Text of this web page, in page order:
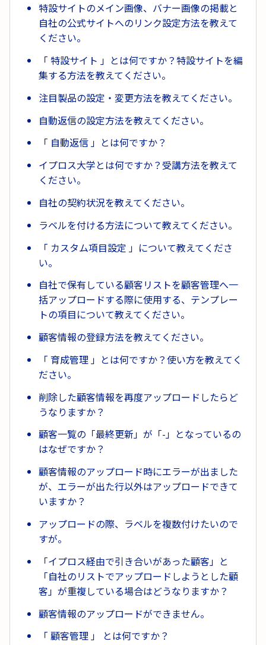
特設サイトのメイン画像、バナー画像の掲載と
自社の公式サイトへのリンク設定方法を教えて
ください。
「 特設サイト 」とは何ですか？特設サイトを編
集する方法を教えてください。
注目製品の設定・変更方法を教えてください。
自動返信の設定方法を教えてください。
「 自動返信 」とは何ですか？
イプロス大学とは何ですか？受講方法を教えて
ください。
自社の契約状況を教えてください。
ラベルを付ける方法について教えてください。
「 カスタム項目設定 」について教えてくださ
い。
自社で保有している顧客リストを顧客管理へ一
括アップロードする際に使用する、テンプレー
トの項目について教えてください。
顧客情報の登録方法を教えてください。
「 育成管理 」とは何ですか？使い方を教えてく
ださい。
削除した顧客情報を再度アップロードしたらど
うなりますか？
顧客一覧の「最終更新」が「-」となっているの
はなぜですか？
顧客情報のアップロード時にエラーが出ました
が、エラーが出た行以外はアップロードできて
いますか？
アップロードの際、ラベルを複数付けたいので
すが。
「イプロス経由で引き合いがあった顧客」と
「自社のリストでアップロードしようとした顧
客」が重複している場合はどうなりますか？
顧客情報のアップロードができません。
「 顧客管理 」 とは何ですか？